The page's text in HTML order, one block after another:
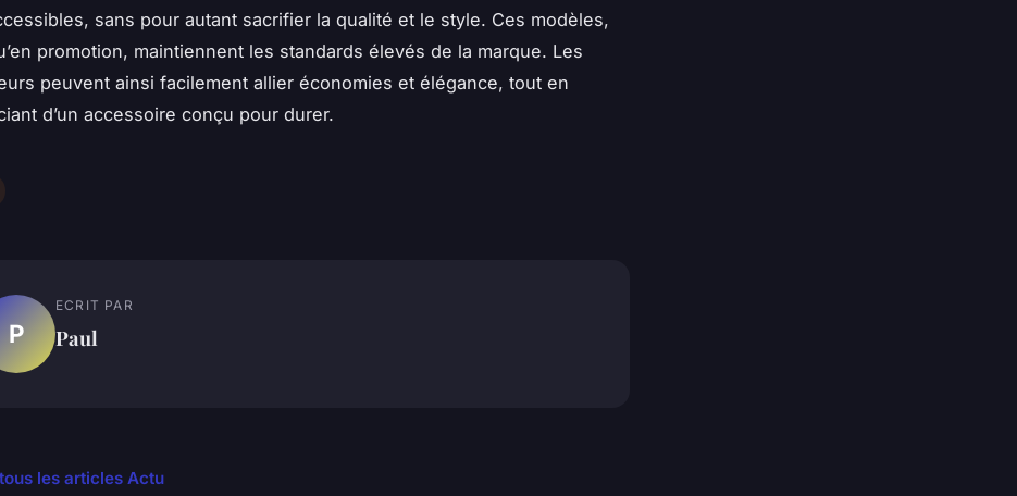
sans pour autant sacrifier la qualité et le style. Ces modèles,
promotion, maintiennent les standards élevés de la marque. Les
peuvent ainsi facilement allier économies et élégance, tout en
d’un accessoire conçu pour durer.
P
ECRIT PAR
Paul
les articles Actu